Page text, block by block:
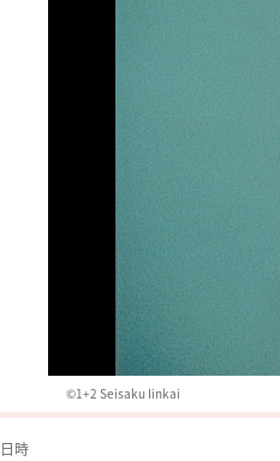
©1+2 Seisaku Iinkai
日時